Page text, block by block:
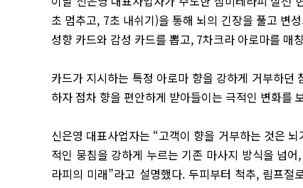
초 멈추고, 7초 내쉬기)을 통해 뇌의 긴장을 풀고 변
성향 카드와 감성 카드를 뽑고, 7차크라 아로마를 매
카드가 지시하는 특정 아로마 향을 강하게 거부하
하자 점차 향을 편안하게 받아들이는 극적인 변화를
신은영 대표사업자는 “고객이 향을 거부하는 것은
적인 뭉침을 강하게 누르는 기존 마사지 방식을 넘
라피의 미래”라고 설명했다. 두피부터 척추, 림프